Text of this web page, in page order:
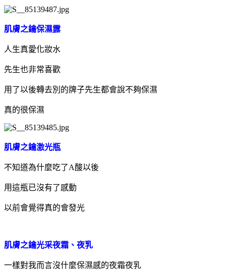
肌膚之鑰保濕露
人生真愛化妝水
先生也非常喜歡
用了以後轉去別的牌子先生都會說不夠保濕
真的很保濕
肌膚之鑰激光瓶
不知道為什麼吃了A酸以後
用這瓶已沒有了感動
以前會覺得真的會發光
肌膚之鑰光采夜霜、夜乳
一樣對我而言沒什麼保濕感的夜霜夜乳